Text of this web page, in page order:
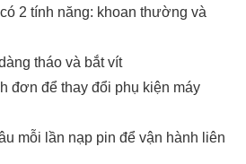
2 tính năng: khoan thường và
tháo và bắt vít
đơn để thay đổi phụ kiện máy
mỗi lần nạp pin để vận hành liên